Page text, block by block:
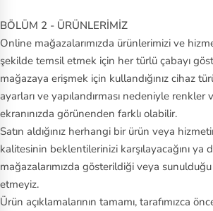
BÖLÜM 2 - ÜRÜNLERİMİZ
Online mağazalarımızda ürünlerimizi ve
şekilde temsil etmek için her türlü çabayı
mağazaya erişmek için kullandığınız cihaz
ayarları ve yapılandırması nedeniyle
ekranınızda görünenden farklı olabilir.
Satın aldığınız herhangi bir ürün veya
kalitesinin beklentilerinizi karşılayacağını ya
mağazalarımızda gösterildiği veya
etmeyiz.
Ürün açıklamalarının tamamı, tarafımızca